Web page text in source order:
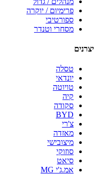
פרימיום / יוקרה
ספורטיבי
מסחרי וטנדר
יצרנים
טסלה
יונדאי
טויוטה
קיה
סקודה
BYD
צ'רי
מאזדה
מיצובישי
סוזוקי
סיאט
אמ.ג'י MG